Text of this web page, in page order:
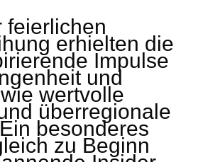
feierlichen
erhielten die
Impulse
und
wertvolle
überregionale
besonderes
zu Beginn